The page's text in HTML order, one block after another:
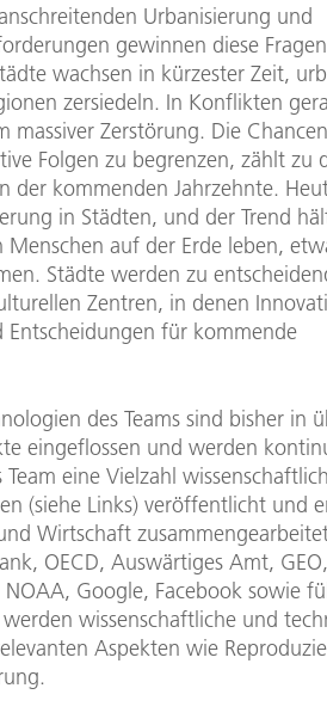
Urbanisierung und
gewinnen diese Fragen
wachsen in kürzester Zeit,
zersiedeln. In Konflikten
Zerstörung. Die
Folgen zu begrenzen, zählt zu
der kommenden Jahrzehnte.
in Städten, und der Trend
auf der Erde leben,
Städte werden zu
Zentren, in denen
für kommende
des Teams sind bisher in
eingeflossen und werden
eine Vielzahl
(siehe Links) veröffentlicht und
Wirtschaft
OECD, Auswärtiges Amt,
NOAA, Google, Facebook sowie
wissenschaftliche und
Aspekten wie